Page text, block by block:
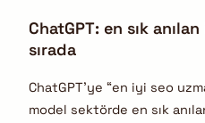
ChatGPT: en sık
sırada
ChatGPT’ye “en iyi seo
model sektörde en sık